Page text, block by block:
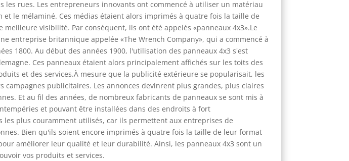
rues. Les entrepreneurs innovants ont commencé à utiliser un matériau
le mélaminé. Ces médias étaient alors imprimés à quatre fois la taille de
visibilité. Par conséquent, ils ont été appelés «panneaux 4x3».Le
entreprise britannique appelée «The Wrench Company», qui a commencé à
1800. Au début des années 1900, l'utilisation des panneaux 4x3 s'est
Ces panneaux étaient alors principalement affichés sur les toits des
et des services.À mesure que la publicité extérieure se popularisait, les
publicitaires. Les annonces devinrent plus grandes, plus claires
Et au fil des années, de nombreux fabricants de panneaux se sont mis à
et pouvant être installées dans des endroits à fort
plus couramment utilisés, car ils permettent aux entreprises de
Bien qu'ils soient encore imprimés à quatre fois la taille de leur format
améliorer leur qualité et leur durabilité. Ainsi, les panneaux 4x3 sont un
vos produits et services.